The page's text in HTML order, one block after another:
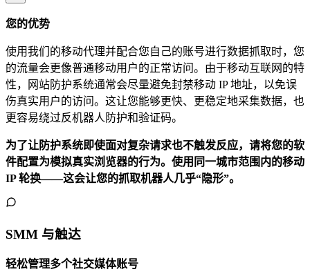
您的优势
使用我们的移动代理并配合您自己的账号进行数据抓取时，您
的流量会更像普通移动用户的正常访问。由于移动互联网的特
性，网站防护系统通常会尽量避免封禁移动 IP 地址，以免误
伤真实用户的访问。这让您能够更快、更稳定地采集数据，也
更容易绕过反机器人防护和验证码。
为了让防护系统即使面对复杂请求也不触发反应，请将您的软
件配置为模拟真实浏览器的行为。使用同一城市范围内的移动
IP 轮换——这会让您的抓取机器人几乎“隐形”。
SMM 与触达
轻松管理多个社交媒体账号